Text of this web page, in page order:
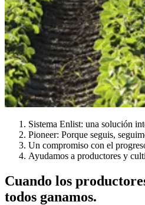
Sistema Enlist: una solución
Pioneer: Porque seguis,
Un compromiso con el
Ayudamos a productores y
Cuando los
todos ganamos.